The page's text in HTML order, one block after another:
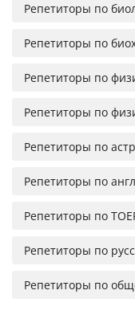
Репетиторы по
Репетиторы по
Репетиторы по
Репетиторы по
Репетиторы по
Репетиторы по
Репетиторы по
Репетиторы по
Репетиторы по